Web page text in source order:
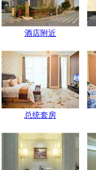
酒店附近
总统套房